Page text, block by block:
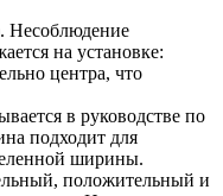
Несоблюдение
на установке:
центра, что
в руководстве по
подходит для
ширины.
положительный и